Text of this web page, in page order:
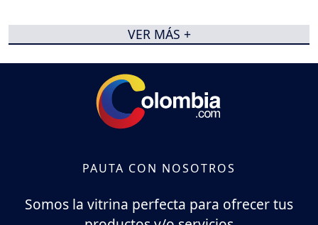
VER MÁS +
PAUTA CON NOSOTROS
Somos la vitrina perfecta para ofrecer tus